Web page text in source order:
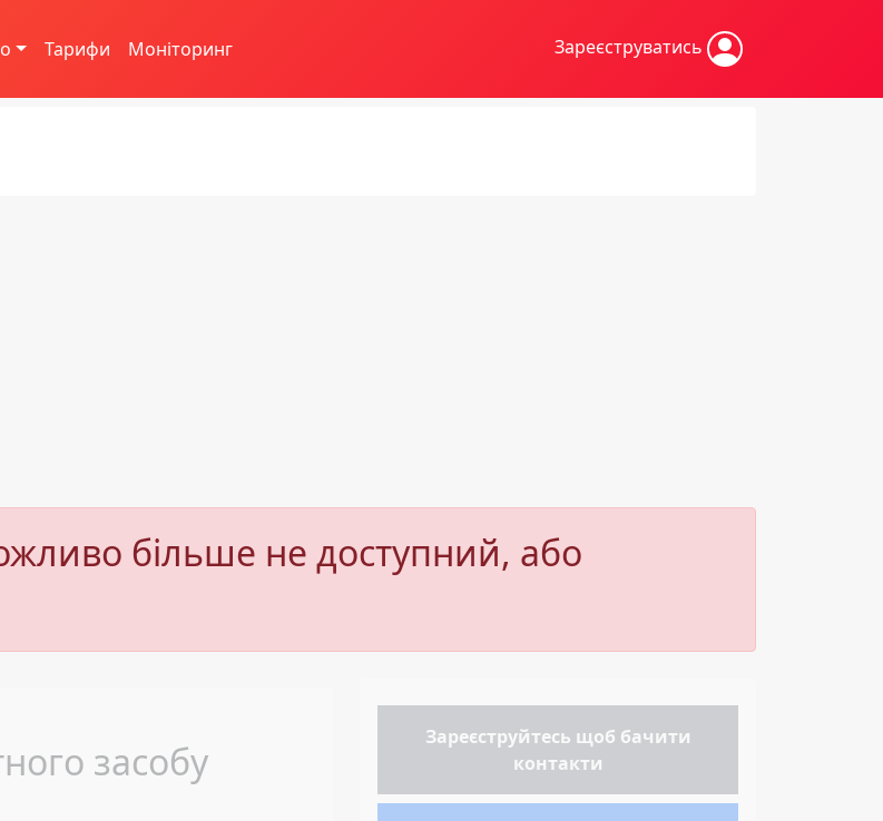
Тарифи Моніторинг Зареєструватись
більше не доступний, або
засобу
Зареєструйтесь щоб бачити
контакти